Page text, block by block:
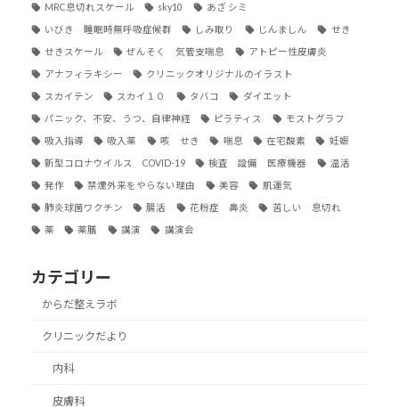
MRC息切れスケール sky10 あざ シミ
いびき 睡眠時無呼吸症候群 しみ取り じんましん せき
せきスケール ぜんそく 気管支喘息 アトピー性皮膚炎
アナフィラキシー クリニックオリジナルのイラスト
スカイテン スカイ１０ タバコ ダイエット
パニック、不安、うつ、自律神経 ピラティス モストグラフ
吸入指導 吸入薬 咳 せき 喘息 在宅酸素 妊娠
新型コロナウイルス COVID-19 検査 設備 医療機器 温活
発作 禁煙外来をやらない理由 美容 肌運気
肺炎球菌ワクチン 腸活 花粉症 鼻炎 苦しい 息切れ
薬 薬膳 講演 講演会
カテゴリー
からだ整えラボ
クリニックだより
内科
皮膚科